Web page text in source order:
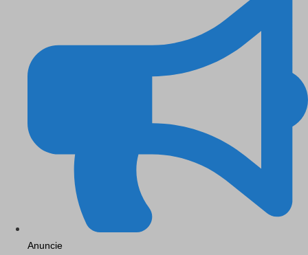
Anuncie